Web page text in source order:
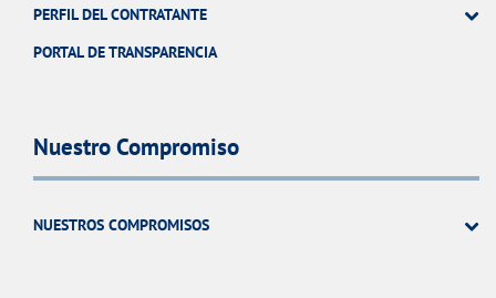
PERFIL DEL CONTRATANTE
PORTAL DE TRANSPARENCIA
Nuestro Compromiso
NUESTROS COMPROMISOS